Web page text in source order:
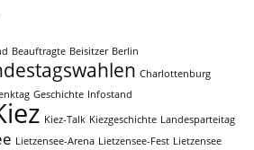
Beauftragte Beisitzer Berlin
Charlottenburg
Geschichte Infostand
Kiez-Talk Kiezgeschichte Landesparteitag
Lietzensee-Arena Lietzensee-Fest Lietzensee